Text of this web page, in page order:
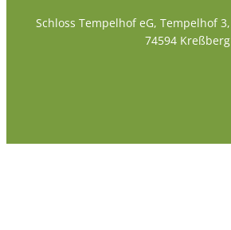
Schloss Tempelhof eG, Tempelhof 3,
74594 Kreßberg